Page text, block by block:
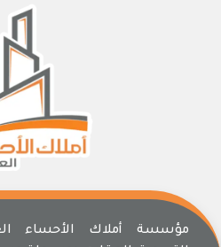
مؤسسة أملاك الأحساء